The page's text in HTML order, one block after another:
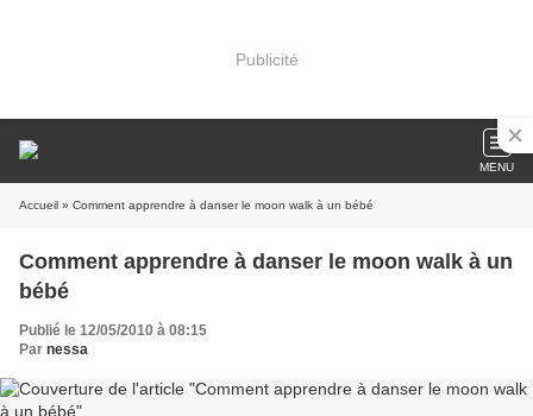
Publicité
MENU
Accueil » Comment apprendre à danser le moon walk à un bébé
Comment apprendre à danser le moon walk à un
bébé
Publié le 12/05/2010 à 08:15
Par nessa